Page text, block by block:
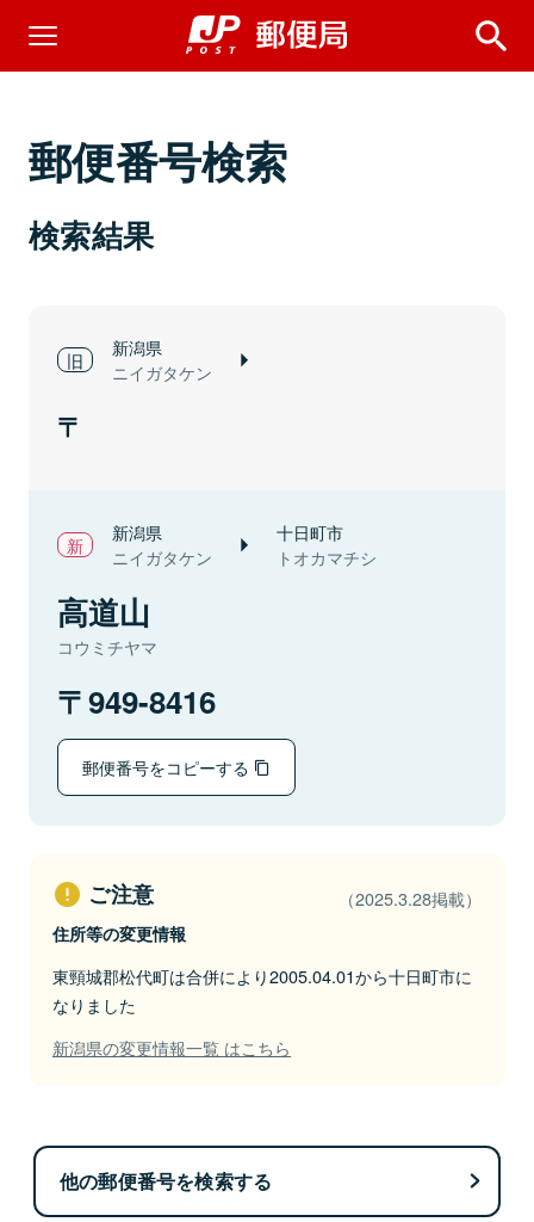
郵便番号検索
検索結果
新潟県
ニイガタケン
新潟県
ニイガタケン
十日町市
トオカマチシ
高道山
コウミチヤマ
949-8416
郵便番号をコピーする
ご注意 （2025.3.28掲載）
住所等の変更情報
東頸城郡松代町は合併により2005.04.01から十日町市に
なりました
新潟県の変更情報一覧 はこちら
他の郵便番号を検索する